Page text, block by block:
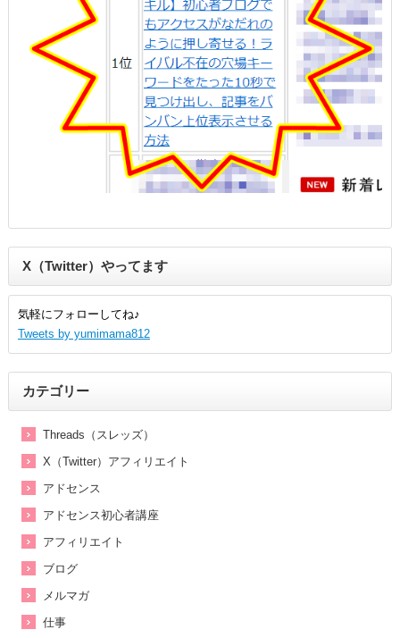
X（Twitter）やってます
気軽にフォローしてね♪
Tweets by yumimama812
カテゴリー
Threads（スレッズ）
X（Twitter）アフィリエイト
アドセンス
アドセンス初心者講座
アフィリエイト
ブログ
メルマガ
仕事